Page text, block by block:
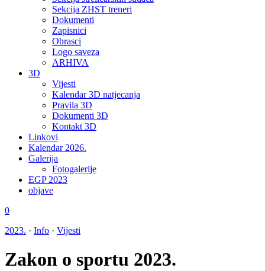
Sekcija ZHST treneri
Dokumenti
Zapisnici
Obrasci
Logo saveza
ARHIVA
3D
Vijesti
Kalendar 3D natjecanja
Pravila 3D
Dokumenti 3D
Kontakt 3D
Linkovi
Kalendar 2026.
Galerija
Fotogalerije
EGP 2023
objave
0
2023. · Info · Vijesti
Zakon o sportu 2023.